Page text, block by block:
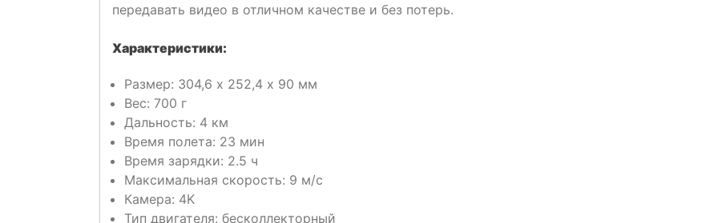
передавать видео в отличном качестве и без потерь.
Характеристики:
Размер: 304,6 х 252,4 х 90 мм
Вес: 700 г
Дальность: 4 км
Время полета: 23 мин
Время зарядки: 2.5 ч
Максимальная скорость: 9 м/с
Камера: 4K
Тип двигателя: бесколлекторный